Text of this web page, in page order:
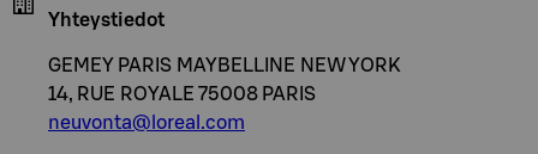
Yhteystiedot
GEMEY PARIS MAYBELLINE NEW YORK
14, RUE ROYALE 75008 PARIS
neuvonta@loreal.com